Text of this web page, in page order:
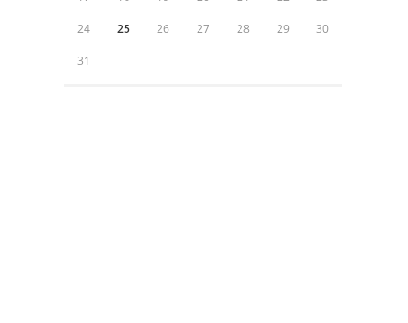
24 25 26 27 28 29 30
31